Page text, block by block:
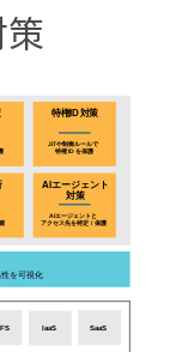
特権ID対策
JiTや制御ルールで
特権ID を保護
AIエージェント
対策
AIエージェントと
アクセス先を特定 /保護
を可視化
IaaS SaaS